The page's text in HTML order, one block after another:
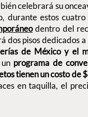
celebrará su
durante estos cuatro
dentro del
dos pisos dedicados
de México y el
programa de
tienen un costo de
en taquilla, el